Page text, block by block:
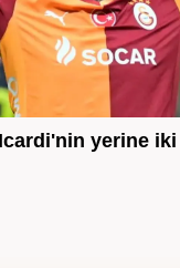
yerine iki